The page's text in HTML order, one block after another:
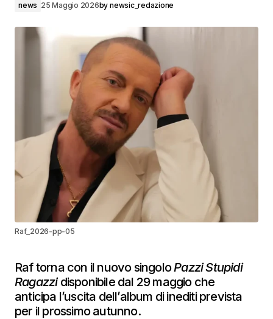
news 25 Maggio 2026by newsic_redazione
Raf_2026-pp-05
Raf torna con il nuovo singoloPazzi Stupidi
Ragazzidisponibile dal 29 maggio che
anticipa l’uscita dell’album di inediti prevista
per il prossimo autunno.